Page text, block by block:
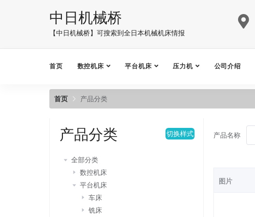
中日机械桥
【中日机械桥】可搜索到全日本机械机床情报
首页 数控机床 平台机床 压力机 公司介绍
首页 产品分类
产品分类 切换样式
全部分类
数控机床
平台机床
车床
铣床
产品名称
图片